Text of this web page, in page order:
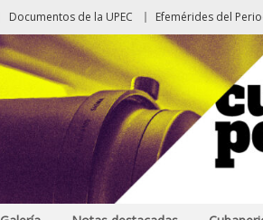
Documentos de la UPEC Efemérides del